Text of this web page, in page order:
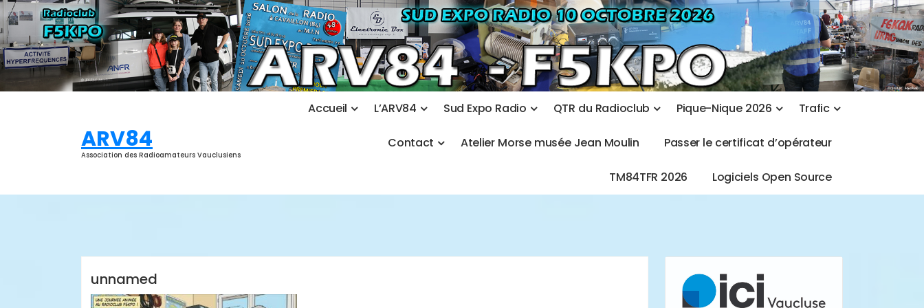
Aller
au
contenu
ARV84
Association des Radioamateurs Vauclusiens
Accueil L’ARV84 Sud Expo Radio QTR du Radioclub Pique-Nique 2026 Trafic
Contact Atelier Morse musée Jean Moulin Passer le certificat d’opérateur
TM84TFR 2026 Logiciels Open Source
unnamed